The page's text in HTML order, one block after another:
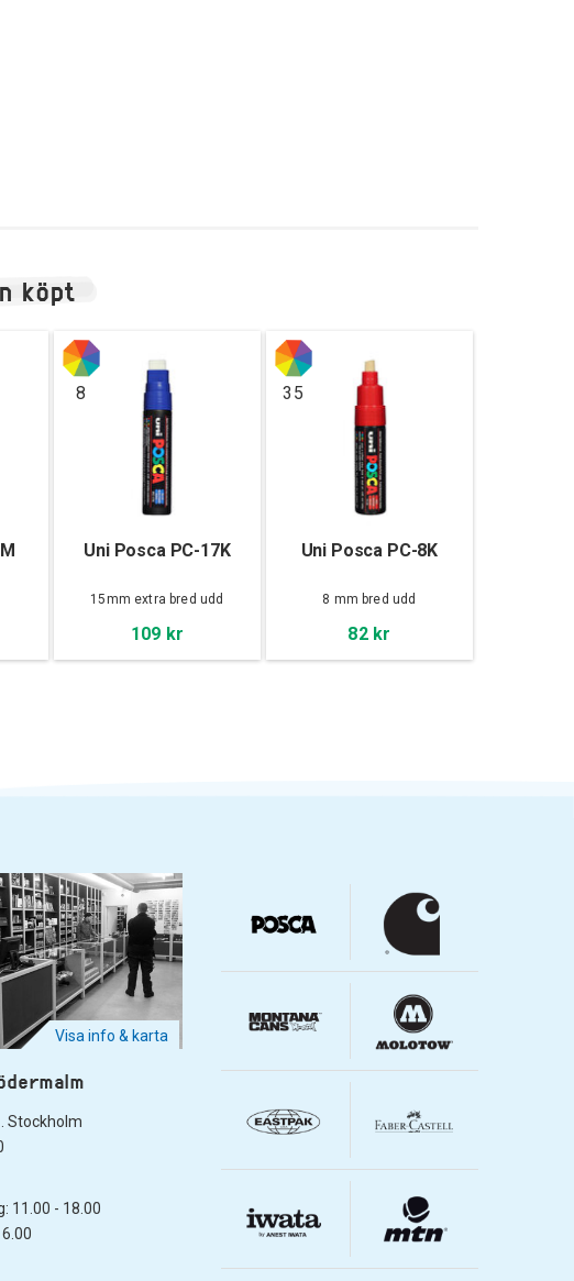
köpt
8
Uni Posca PC-17K
15mm extra bred udd
109 kr
35
Uni Posca PC-8K
8 mm bred udd
82 kr
Visa info & karta
Stockholm
11.00 - 18.00